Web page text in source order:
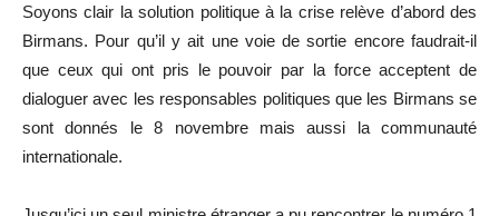
Soyons clair la solution politique à la crise relève d’abord des
Birmans. Pour qu’il y ait une voie de sortie encore faudrait-il
que ceux qui ont pris le pouvoir par la force acceptent de
dialoguer avec les responsables politiques que les Birmans se
sont donnés le 8 novembre mais aussi la communauté
internationale.